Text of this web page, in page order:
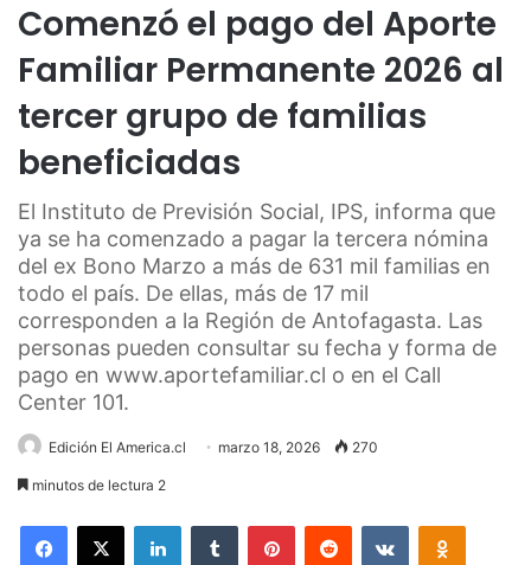
Comenzó el pago del Aporte
Familiar Permanente 2026 al
tercer grupo de familias
beneficiadas
El Instituto de Previsión Social, IPS, informa que
ya se ha comenzado a pagar la tercera nómina
del ex Bono Marzo a más de 631 mil familias en
todo el país. De ellas, más de 17 mil
corresponden a la Región de Antofagasta. Las
personas pueden consultar su fecha y forma de
pago en www.aportefamiliar.cl o en el Call
Center 101.
Edición El America.cl marzo 18, 2026 270
minutos de lectura 2
Facebook
X LinkedInTumblr PinterestReddit VKontakte